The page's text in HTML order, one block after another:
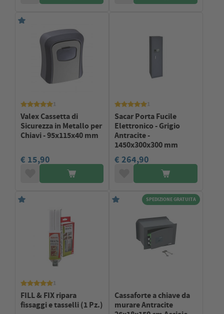
Valex Cassetta di
Sicurezza in Metallo per
Chiavi - 95x115x40 mm
€ 15,90
Sacar Porta Fucile
Elettronico - Grigio
Antracite -
1450x300x300 mm
€ 264,90
FILL & FIX ripara
fissaggi e tasselli (1 Pz.)
SPEDIZIONE GRATUITA
Cassaforte a chiave da
murare Antracite